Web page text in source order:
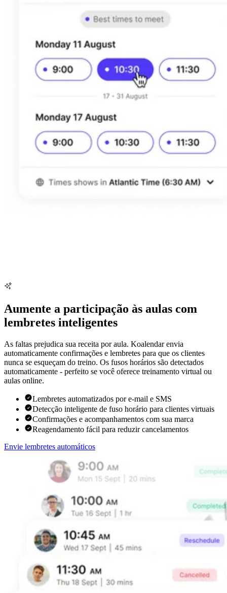
Aumente a participação às aulas com
lembretes inteligentes
As faltas prejudica sua receita por aula. Koalendar envia
automaticamente confirmações e lembretes para que os clientes
nunca se esqueçam do treino. Os fusos horários são detectados
automaticamente - perfeito se você oferece treinamento virtual ou
aulas online.
Lembretes automatizados por e-mail e SMS
Detecção inteligente de fuso horário para clientes virtuais
Confirmações e acompanhamentos com sua marca
Reagendamento fácil para reduzir cancelamentos
Envie lembretes automáticos